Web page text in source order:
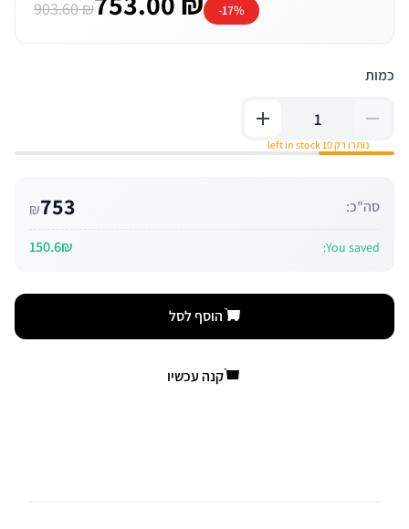
903.60 ₪ -17%
כמות
נותרו רק 10 left in stock
סה"כ: 753
₪
You saved:
150.6₪
הוסף לסל
קנה עכשיו